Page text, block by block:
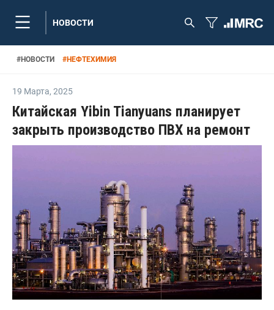
НОВОСТИ
#НОВОСТИ #НЕФТЕХИМИЯ
19 Марта, 2025
Китайская Yibin Tianyuans планирует
закрыть производство ПВХ на ремонт